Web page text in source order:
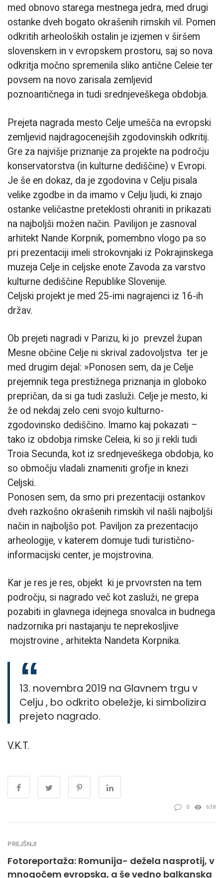
med obnovo starega mestnega jedra, med drugi
ostanke dveh bogato okrašenih rimskih vil. Pomen
odkritih arheoloških ostalin je izjemen v širšem
slovenskem in v evropskem prostoru, saj so nova
odkritja močno spremenila sliko antične Celeie ter
povsem na novo zarisala zemljevid
poznoantičnega in tudi srednjeveškega obdobja.
Prejeta nagrada mesto Celje umešča na evropski
zemljevid najdragocenejših zgodovinskih odkritij.
Gre za najvišje priznanje za projekte na področju
konservatorstva (in kulturne dediščine) v Evropi.
Je še en dokaz, da je zgodovina v Celju pisala
velike zgodbe in da imamo v Celju ljudi, ki znajo
ostanke veličastne preteklosti ohraniti in prikazati
na najboljši možen način. Pavilijon je zasnoval
arhitekt Nande Korpnik, pomembno vlogo pa so
pri prezentaciji imeli strokovnjaki iz Pokrajinskega
muzeja Celje in celjske enote Zavoda za varstvo
kulturne dediščine Republike Slovenije.
Celjski projekt je med 25-imi nagrajenci iz 16-ih
držav.
Ob prejeti nagradi v Parizu, ki jo prevzel župan
Mesne občine Celje ni skrival zadovoljstva ter je
med drugim dejal: »Ponosen sem, da je Celje
prejemnik tega prestižnega priznanja in globoko
prepričan, da si ga tudi zasluži. Celje je mesto, ki
že od nekdaj zelo ceni svojo kulturno-
zgodovinsko dediščino. Imamo kaj pokazati –
tako iz obdobja rimske Celeia, ki so ji rekli tudi
Troia Secunda, kot iz srednjeveškega obdobja, ko
so območju vladali znameniti grofje in knezi
Celjski.
Ponosen sem, da smo pri prezentaciji ostankov
dveh razkošno okrašenih rimskih vil našli najboljši
način in najboljšo pot. Paviljon za prezentacijo
arheologije, v katerem domuje tudi turistično-
informacijski center, je mojstrovina.
Kar je res je res, objekt ki je prvovrsten na tem
področju, si nagrado več kot zasluži, ne grepa
pozabiti in glavnega idejnega snovalca in budnega
nadzornika pri nastajanju te neprekosljive
mojstrovine , arhitekta Nandeta Korpnika.
13. novembra 2019 na Glavnem trgu v
Celju , bo odkrito obeležje, ki simbolizira
prejeto nagrado.
V.K.T.
0 638
PREJŠNJI
Fotoreportaža: Romunija- dežela nasprotij, v
mnogočem evropska, a še vedno balkanska